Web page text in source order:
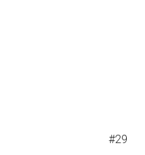
#29